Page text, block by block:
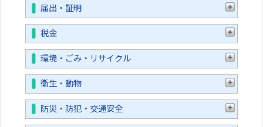
届出・証明
税金
環境・ごみ・リサイクル
衛生・動物
防災・防犯・交通安全